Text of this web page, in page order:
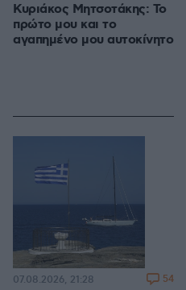
Κυριάκος Μητσοτάκης: Το
πρώτο μου και το
αγαπημένο μου αυτοκίνητο
07.08.2026, 21:28 54